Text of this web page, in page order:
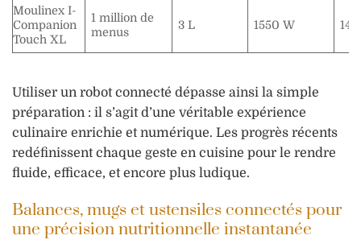
Moulinex I-
Companion
Touch XL
1 million de
menus
3 L 1550 W 14
Utiliser un robot connecté dépasse ainsi la simple
préparation : il s’agit d’une véritable expérience
culinaire enrichie et numérique. Les progrès récents
redéfinissent chaque geste en cuisine pour le rendre
fluide, efficace, et encore plus ludique.
Balances, mugs et ustensiles connectés pour
une précision nutritionnelle instantanée